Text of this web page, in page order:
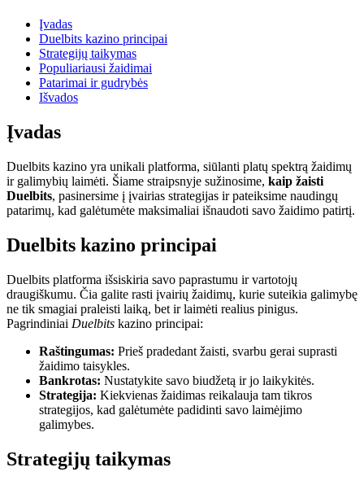
Įvadas
Duelbits kazino principai
Strategijų taikymas
Populiariausi žaidimai
Patarimai ir gudrybės
Išvados
Įvadas
Duelbits kazino yra unikali platforma, siūlanti platų spektrą žaidimų
ir galimybių laimėti. Šiame straipsnyje sužinosime, kaip žaisti
Duelbits, pasinersime į įvairias strategijas ir pateiksime naudingų
patarimų, kad galėtumėte maksimaliai išnaudoti savo žaidimo patirtį.
Duelbits kazino principai
Duelbits platforma išsiskiria savo paprastumu ir vartotojų
draugiškumu. Čia galite rasti įvairių žaidimų, kurie suteikia galimybę
ne tik smagiai praleisti laiką, bet ir laimėti realius pinigus.
Pagrindiniai Duelbits kazino principai:
Raštingumas: Prieš pradedant žaisti, svarbu gerai suprasti
žaidimo taisykles.
Bankrotas: Nustatykite savo biudžetą ir jo laikykitės.
Strategija: Kiekvienas žaidimas reikalauja tam tikros
strategijos, kad galėtumėte padidinti savo laimėjimo
galimybes.
Strategijų taikymas